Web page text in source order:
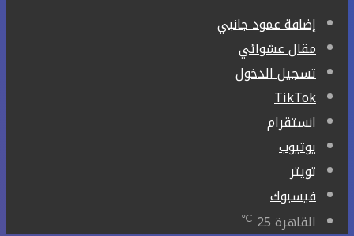
إضافة عمود جانبي
مقال عشوائي
تسجيل الدخول
‫TikTok
انستقرام
يوتيوب
تويتر
فيسبوك
القاهرة25
℃